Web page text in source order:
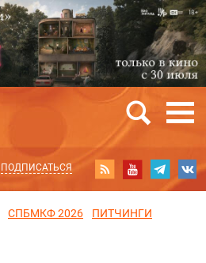
ПОДПИСАТЬСЯ
СПБМКФ 2026
ПИТЧИНГИ